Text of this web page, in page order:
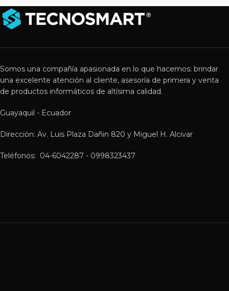
Somos una compañía apasionada en lo que hacemos: brindar
una excelente atención al cliente, asesoría de primera y venta
de productos informáticos de altísima calidad.
Guayaquil - Ecuador
Dirección: Av. Luis Plaza Dañin 820 y Miguel H. Alcivar
Teléfonos: 04-6042287 - 0998323437